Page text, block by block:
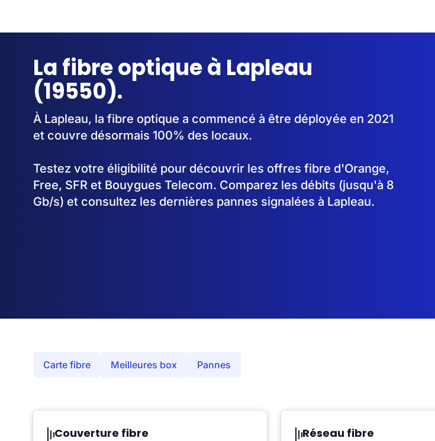
La fibre optique à Lapleau
(19550).
À Lapleau, la fibre optique a commencé à être déployée en 2021
et couvre désormais 100% des locaux.
Testez votre éligibilité pour découvrir les offres fibre d'Orange,
Free, SFR et Bouygues Telecom. Comparez les débits (jusqu'à 8
Gb/s) et consultez les dernières pannes signalées à Lapleau.
Carte fibre Meilleures box Pannes
Couverture fibre Réseau fibre